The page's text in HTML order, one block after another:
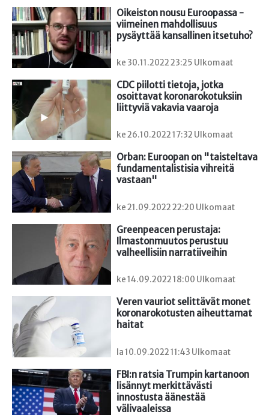
Oikeiston nousu Euroopassa -
viimeinen mahdollisuus
pysäyttää kansallinen itsetuho?
ke 30.11.2022 23:25 Ulkomaat
CDC piilotti tietoja, jotka
osoittavat koronarokotuksiin
liittyviä vakavia vaaroja
ke 26.10.2022 17:32 Ulkomaat
Orban: Euroopan on "taisteltava
fundamentalistisia vihreitä
vastaan"
ke 21.09.2022 22:20 Ulkomaat
Greenpeacen perustaja:
Ilmastonmuutos perustuu
valheellisiin narratiiveihin
ke 14.09.2022 18:00 Ulkomaat
Veren vauriot selittävät monet
koronarokotusten aiheuttamat
haitat
la 10.09.2022 11:43 Ulkomaat
FBI:n ratsia Trumpin kartanoon
lisännyt merkittävästi
innostusta äänestää
välivaaleissa